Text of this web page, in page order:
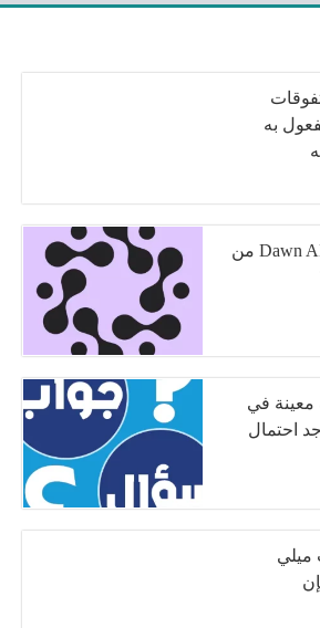
به
Dawn AI – Avatar Generator من
معينة في
٢٥% أوجد احتمال
ميلي